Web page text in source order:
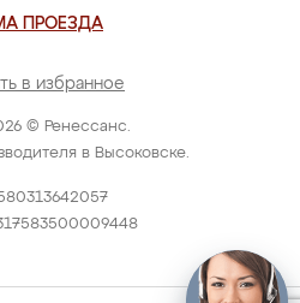
© Ренессанс.
в Высоковске.
ПРОЕЗДА
в избранное